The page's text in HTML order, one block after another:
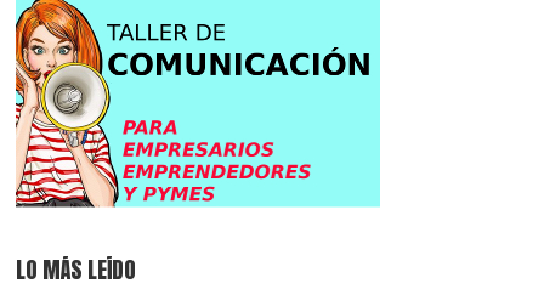
LO MÁS LEÍDO